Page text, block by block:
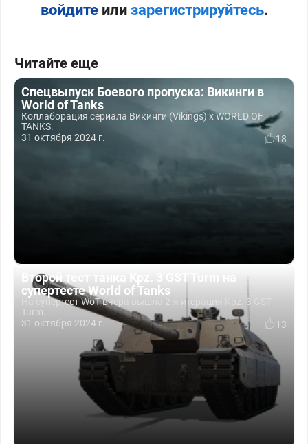
войдитеили зарегистрируйтесь.
Читайте еще
Спецвыпуск Боевого пропуска: Викинги в
World of Tanks
Коллаборация сериала Викинги (Vikings) x WORLD OF
TANKS.
31 октября 2024 г.
18
Второй тест танка Kpz. 3 GST Turm на
супертесте World of Tanks
На супертест WoT вчера вышла 2-я итерация Kpz. 3 GST
Turm.
31 октября 2024 г.
13